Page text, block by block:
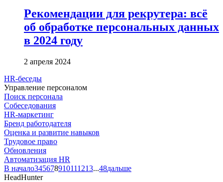
Рекомендации для рекрутера: всё
об обработке персональных данных
в 2024 году
2 апреля 2024
HR-беседы
Управление персоналом
Поиск персонала
Собеседования
HR-маркетинг
Бренд работодателя
Оценка и развитие навыков
Трудовое право
Обновления
Автоматизация HR
В начало345678910111213...48дальше
HeadHunter